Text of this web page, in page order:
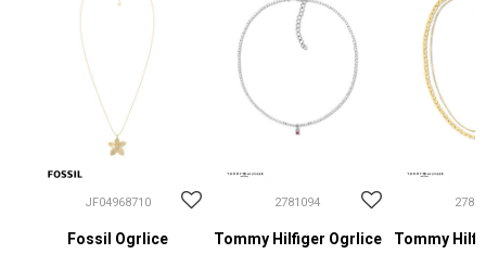
JF04968710
Fossil Ogrlice
2781094
Tommy Hilfiger Ogrlice Tommy